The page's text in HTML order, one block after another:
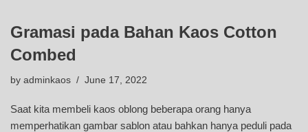
Gramasi pada Bahan Kaos Cotton
Combed
by adminkaos June 17, 2022
Saat kita membeli kaos oblong beberapa orang hanya
memperhatikan gambar sablon atau bahkan hanya peduli pada